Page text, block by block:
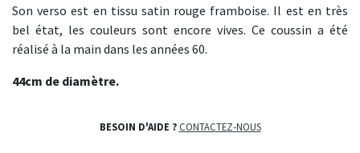
Son verso est en tissu satin rouge framboise. Il est en très
bel état, les couleurs sont encore vives. Ce coussin a été
réalisé à la main dans les années 60.
44cm de diamètre.
BESOIN D'AIDE ? CONTACTEZ-NOUS